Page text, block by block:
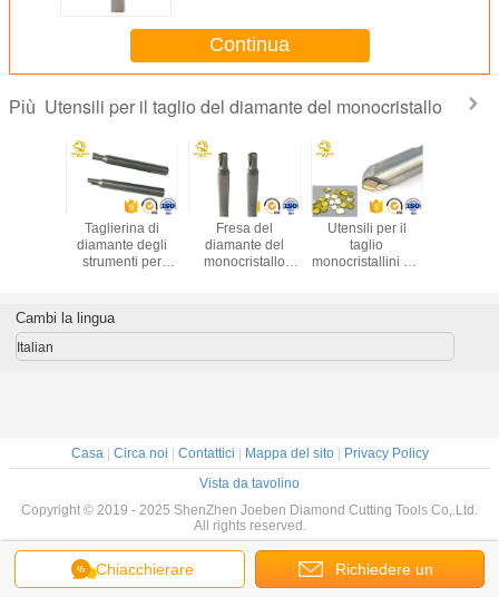
Continua
Più Utensili per il taglio del diamante del monocristallo
del
del
Taglierina di
diamante degli
strumenti per
precisione della
fresa del
monocristallo da
Fresa del
diamante del
monocristallo
Utensili per il
taglio
monocristallini dei
Chiacchierare Richiedere un
Cambi la lingua
Italian
Casa | Circa noi | Contattici | Mappa del sito| Privacy Policy
Vista da tavolino
Copyright © 2019 - 2025 ShenZhen Joeben Diamond Cutting Tools Co,.Ltd.
All rights reserved.